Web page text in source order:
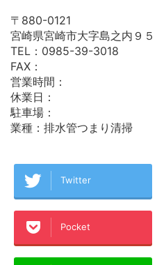
〒880-0121
宮崎県宮崎市大字島之内９５
TEL：0985-39-3018
FAX：
営業時間：
休業日：
駐車場：
業種：排水管つまり清掃
Twitter
Pocket